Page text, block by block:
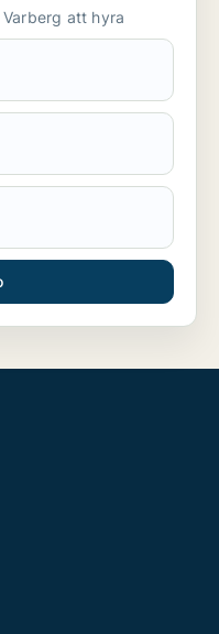
att hyra